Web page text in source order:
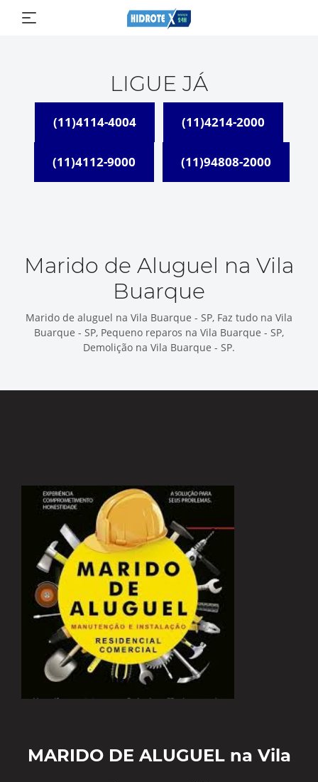
LIGUE JÁ
(11)4114-4004 (11)4214-2000
(11)4112-9000 (11)94808-2000
Marido de Aluguel na Vila
Buarque
Marido de aluguel na Vila Buarque - SP, Faz tudo na Vila
Buarque - SP, Pequeno reparos na Vila Buarque - SP,
Demolição na Vila Buarque - SP.
MARIDO DE ALUGUEL na Vila